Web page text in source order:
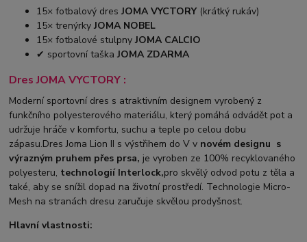
15× fotbalový dresJOMA VYCTORY (krátký rukáv)
15× trenýrkyJOMA NOBEL
15× fotbalové stulpnyJOMA CALCIO
✔ sportovní taškaJOMA ZDARMA
Dres JOMA VYCTORY :
Moderní sportovní dres s atraktivním designem vyrobený z
funkčního polyesterového materiálu, který pomáhá odvádět pot a
udržuje hráče v komfortu, suchu a teple po celou dobu
zápasu.Dres Joma Lion II s výstřihem do V v novém designu s
výrazným pruhem přes prsa, je vyroben ze 100% recyklovaného
polyesteru, technologií Interlock,pro skvělý odvod potu z těla a
také, aby se snížil dopad na životní prostředí. Technologie Micro-
Mesh na stranách dresu zaručuje skvělou prodyšnost.
Hlavní vlastnosti: